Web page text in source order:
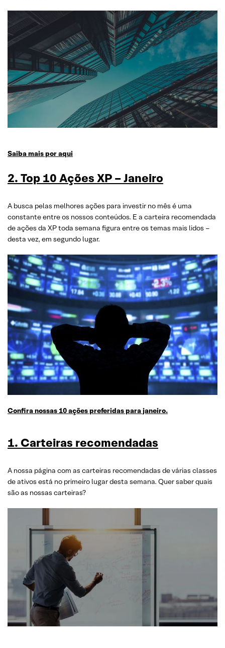
Saiba mais por aqui
2. Top 10 Ações XP – Janeiro
A busca pelas melhores ações para investir no mês é uma
constante entre os nossos conteúdos. E a carteira recomendada
de ações da XP toda semana figura entre os temas mais lidos –
desta vez, em segundo lugar.
Confira nossas 10 ações preferidas para janeiro.
1. Carteiras recomendadas
A nossa página com as carteiras recomendadas de várias classes
de ativos está no primeiro lugar desta semana. Quer saber quais
são as nossas carteiras?